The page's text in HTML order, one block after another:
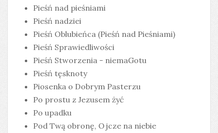
Pieśń nad pieśniami
Pieśń nadziei
Pieśń Oblubieńca (Pieśń nad Pieśniami)
Pieśń Sprawiedliwości
Pieśń Stworzenia - niemaGotu
Pieśń tęsknoty
Piosenka o Dobrym Pasterzu
Po prostu z Jezusem żyć
Po upadku
Pod Twą obronę, Ojcze na niebie